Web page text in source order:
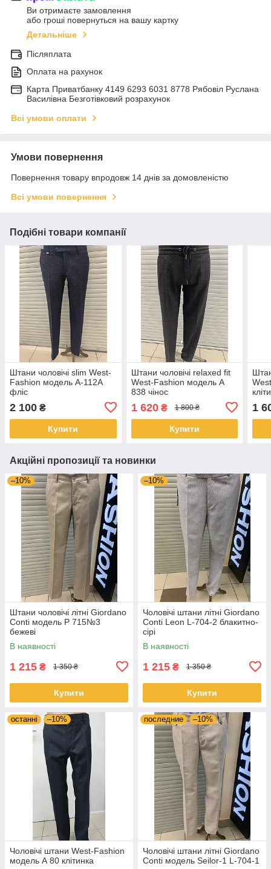
Ви отримаєте замовлення
або гроші повернуться на вашу картку
Детальніше
Післяплата
Оплата на рахунок
Карта Приватбанку 4149 6293 6031 8778 Рябовіл Руслана
Василівна Безготівковий розрахунок
Всі умови оплати
Умови повернення
Повернення товару впродовж 14 днів за домовленістю
Всі умови повернення
Подібні товари компанії
Штани чоловічі slim West-
Fashion модель А-112А
фліс
2 100 ₴
Купити
Штани чоловічі relaxed fit
West-Fashion модель А
838 чінос
1 620₴ 1 800 ₴
Купити
1
Акційні пропозиції та новинки
–10%
Штани чоловічі літні Giordano
Conti модель Р 715№3
бежевi
В наявності
1 215 ₴ 1 350 ₴
Купити
–10%
Чоловічі штани літні Giordano
Conti Leon L-704-2 блакитно-
сірі
В наявності
1 215 ₴ 1 350 ₴
Купити
останні –10%
Чоловічі штани West-Fashion
модель А 80 клітинка
последние –10%
Чоловічі штани літні Giordano
Conti модель Seilor-1 L-704-1